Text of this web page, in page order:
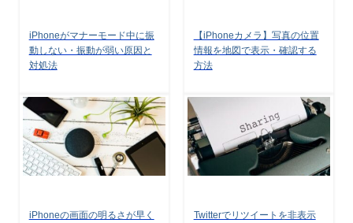
iPhoneがマナーモード中に振
動しない・振動が弱い原因と
対処法
【iPhoneカメラ】写真の位置
情報を地図で表示・確認する
方法
iPhoneの画面の明るさが早く
Twitterでリツイートを非表示